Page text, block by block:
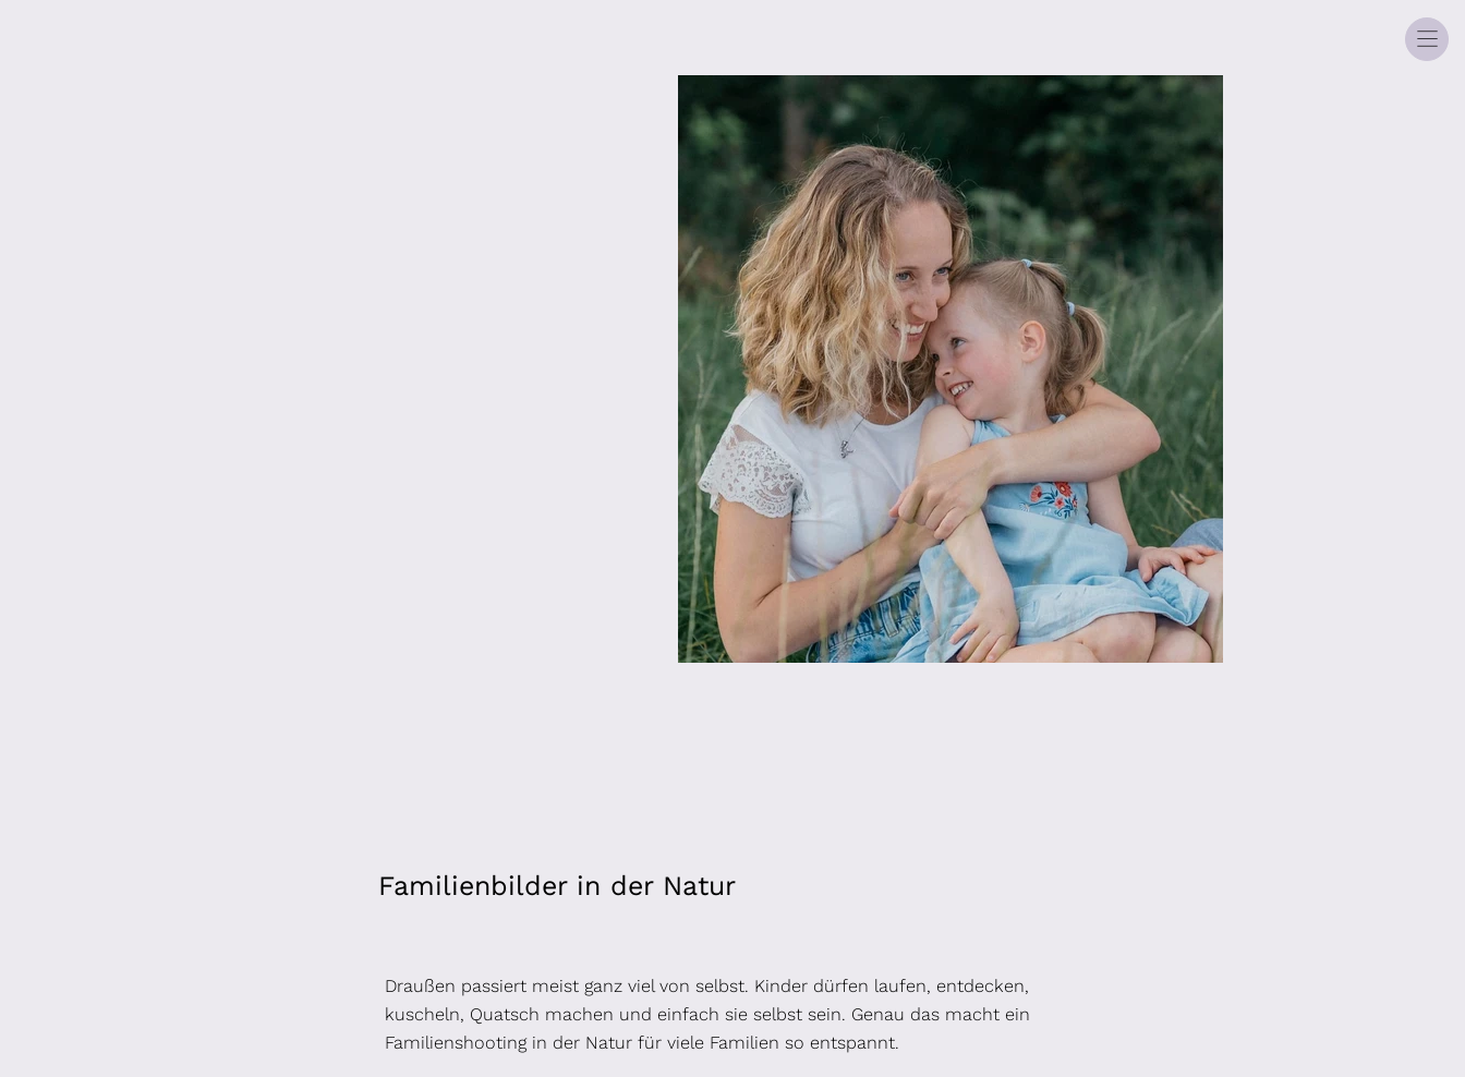
Familienbilder in der Natur
Draußen passiert meist ganz viel von selbst. Kinder dürfen laufen, entdecken,
kuscheln, Quatsch machen und einfach sie selbst sein. Genau das macht ein
Familienshooting in der Natur für viele Familien so entspannt.